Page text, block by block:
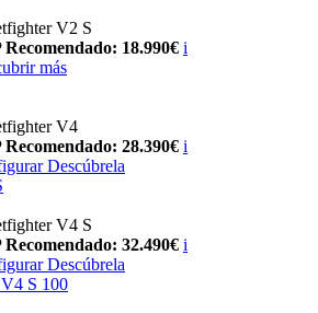
V2 S
Recomendado: 18.990€ i
más
V4
Recomendado: 28.390€ i
Descúbrela
V4 S
Recomendado: 32.490€ i
Descúbrela
V4 S 100